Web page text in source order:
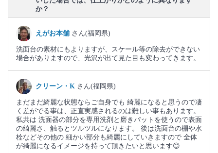
か？
えがお本舗 さん(福岡県)
洗面台の素材にもよりますが、スケール等の除去ができない
場合がありますので、光沢が出て見た目も変わってきます。
クリーン・K さん(福岡県)
まだまだ綺麗な状態ならご自身でも 綺麗になると思うので凄
く差がでる事は、正直実感されるのは難しい事もあります。
私共は 洗面器の部分を専用洗剤と磨きパットを使うので表面
の綺麗さ、触るとツルツルになります。 後は洗面台の棚や水
栓などその他の 細かい部分も綺麗にしていきますので 全体
が綺麗になるイメージを持って頂きたいと思います😊